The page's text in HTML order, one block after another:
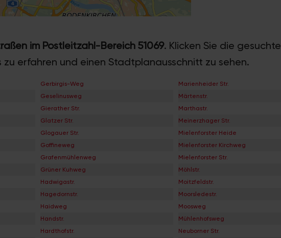
im Postleitzahl-Bereich 51069. Klicken Sie die gesuchte
zu erfahren und einen Stadtplanausschnitt zu sehen.
Gerbirgis-Weg
Geselinusweg
Gierather Str.
Glatzer Str.
Glogauer Str.
Goffineweg
Grafenmühlenweg
Grüner Kuhweg
Hadwigastr.
Hagedornstr.
Haidweg
Handstr.
Hardthofstr.
Marienheider Str.
Märtenstr.
Marthastr.
Meinerzhager Str.
Mielenforster Heide
Mielenforster Kirchweg
Mielenforster Str.
Möhlstr.
Moitzfeldstr.
Moorsledestr.
Moosweg
Mühlenhofsweg
Neuborner Str.